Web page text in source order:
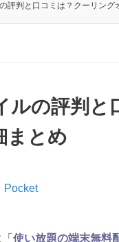
評判と口コミは？クーリング
ルの評判
まとめ
Pocket
使い放題の端末無料